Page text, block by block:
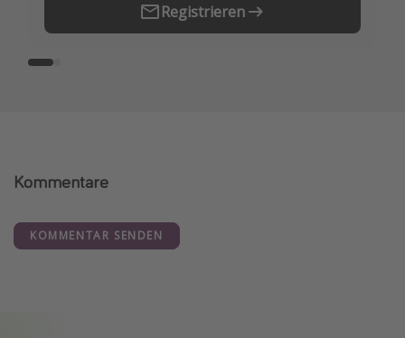
Registrieren
Kommentare
KOMMENTAR SENDEN